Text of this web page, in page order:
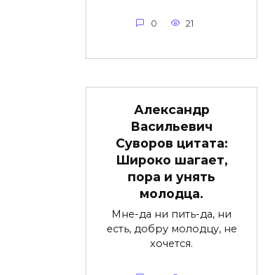
0 21
Александр
Васильевич
Суворов цитата:
Широко шагает,
пора и унять
молодца.
Мне-да ни пить-да, ни
есть, добру молодцу, не
хочется.